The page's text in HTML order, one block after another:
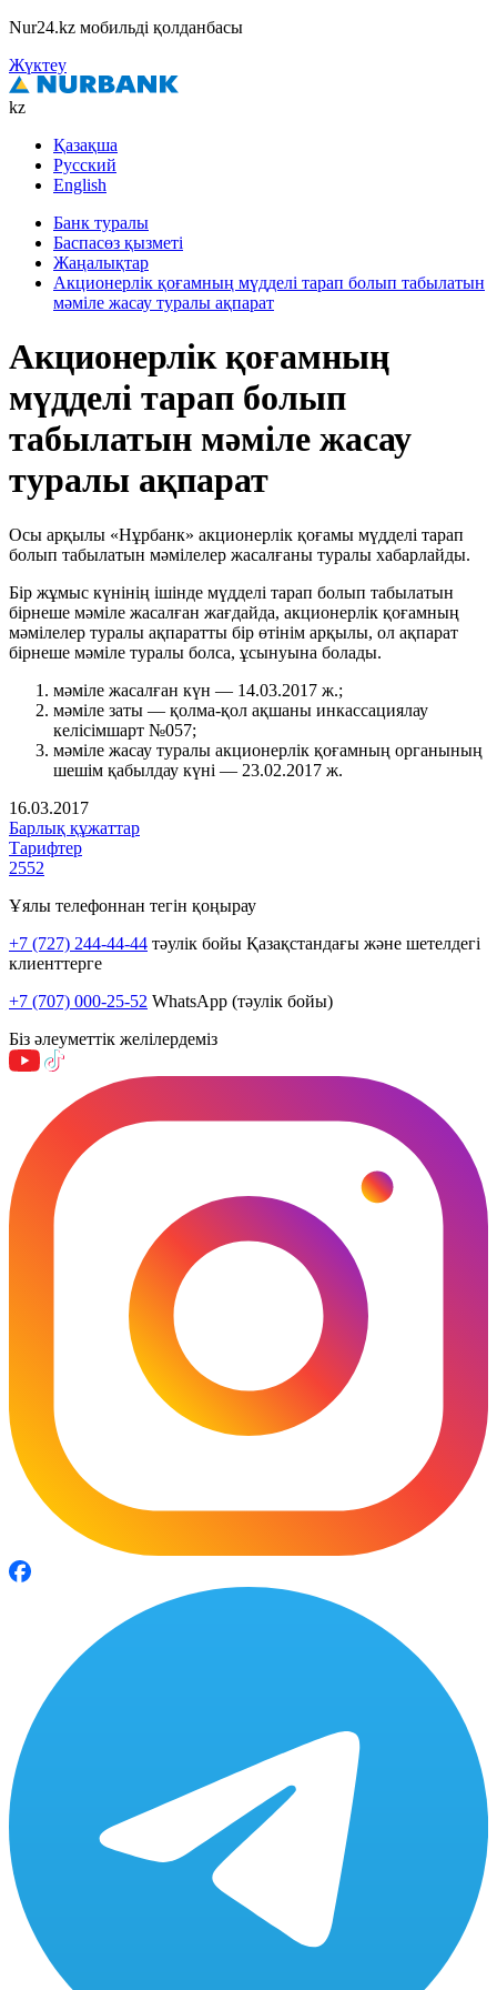
Nur24.kz мобильді қолданбасы
Жүктеу
kz
Қазақша
Русский
English
Банк туралы
Баспасөз қызметі
Жаңалықтар
Акционерлік қоғамның мүдделі тарап болып табылатын
мәміле жасау туралы ақпарат
Акционерлік қоғамның
мүдделі тарап болып
табылатын мәміле жасау
туралы ақпарат
Осы арқылы «Нұрбанк» акционерлік қоғамы мүдделі тарап
болып табылатын мәмілелер жасалғаны туралы хабарлайды.
Бір жұмыс күнінің ішінде мүдделі тарап болып табылатын
бірнеше мәміле жасалған жағдайда, акционерлік қоғамның
мәмілелер туралы ақпаратты бір өтінім арқылы, ол ақпарат
бірнеше мәміле туралы болса, ұсынуына болады.
мәміле жасалған күн — 14.03.2017 ж.;
мәміле заты — қолма-қол ақшаны инкассациялау
келісімшарт №057;
мәміле жасау туралы акционерлік қоғамның органының
шешім қабылдау күні — 23.02.2017 ж.
16.03.2017
Барлық құжаттар
Тарифтер
2552
Ұялы телефоннан тегін қоңырау
+7 (727) 244-44-44 тәулік бойы Қазақстандағы және шетелдегі
клиенттерге
+7 (707) 000-25-52 WhatsApp (тәулік бойы)
Біз әлеуметтік желілердеміз